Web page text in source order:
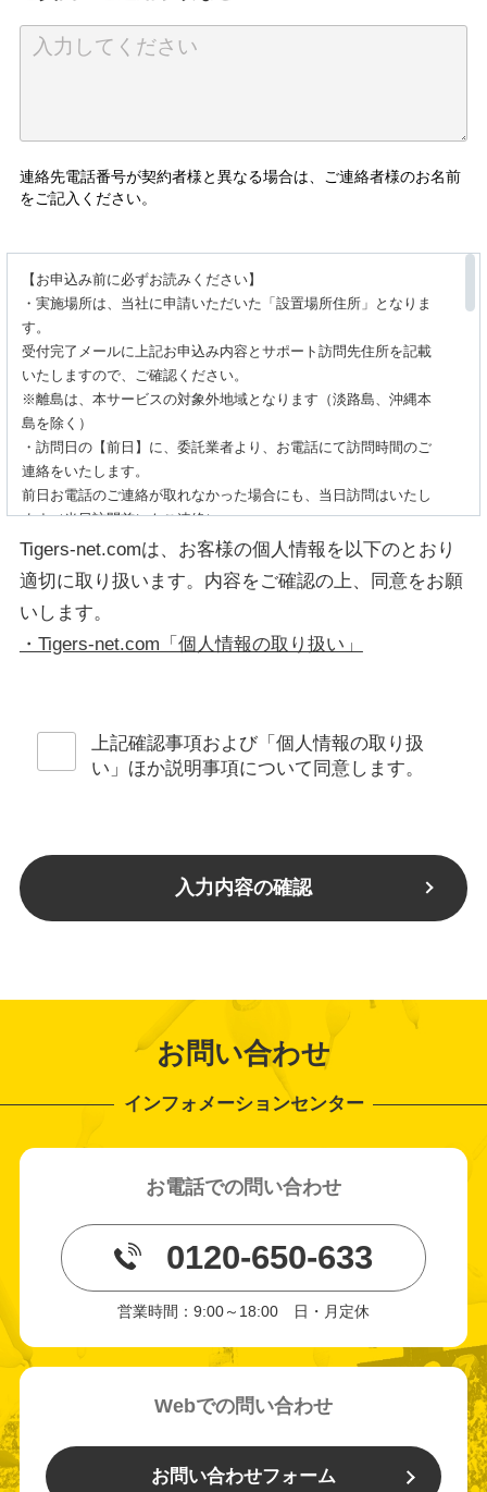
連絡先電話番号が契約者様と異なる場合は、ご連絡者様のお名前
をご記入ください。
【お申込み前に必ずお読みください】
・実施場所は、当社に申請いただいた「設置場所住所」となりま
す。
受付完了メールに上記お申込み内容とサポート訪問先住所を記載
いたしますので、ご確認ください。
※離島は、本サービスの対象外地域となります（淡路島、沖縄本
島を除く）
・訪問日の【前日】に、委託業者より、お電話にて訪問時間のご
連絡をいたします。
前日お電話のご連絡が取れなかった場合にも、当日訪問はいたし
ます（当日訪問前にもご連絡）。
訪問時不在の場合は、再度訪問いたしかねますのでご注意くださ
い。
・訪問日程のご変更のお申込みは、前日15時までにお申込みく
ださい。
・作業当日までに、「会員登録証」をご用意ください。また、万
・以下の場合は作業を行わず、終了させて頂く場合があります。
①違法行為となる作業を要求された場合。
②暴力団、風俗関係、公序良俗に反する方、組織のご依頼。
④自作、ショップオリジナルパソコンで修理が困難と判断した場
合。
⑤外国語OS、外国語での訪問サポート
・本サービスは、当社の委託先である「G・O・G株式会社」に
本サービスにより受けたお客様の逸失利益、機能停止期間(作業
完了までパソコンが利用できないことによる損害)、データ及び
プログラムの損失･破損、特別な事情から生じた損害、その他如
何なる損害について何らの責任を負いません。
交通障害、自然災害、法令又は公権力の発動により発生した損害
インターネット及び通信上のトラブルなどあらゆる要因によるご
依頼の未着、E-mailの送信不良、及びそれに伴う損害等について
■個人情報の取扱いについて
ご入力頂いた内容及び個人情報は、お問合せへの対応のみに利用
し、弊社にて適切に管理いたします。
お客様の個人情報をお客様の同意なしに第三者へ開示する事はあ
りません。
＊法令などにより開示を求められた場合を除きます。
項」をご確認ください。
Tigers-net.comは、お客様の個人情報を以下のとおり
適切に取り扱います。内容をご確認の上、同意をお願
いします。
・Tigers-net.com「個人情報の取り扱い」
上記確認事項および「個人情報の取り扱
い」ほか説明事項について同意します。
お問い合わせ
インフォメーションセンター
お電話での問い合わせ
0120-650-633
営業時間：9:00～18:00 日・月定休
Webでの問い合わせ
お問い合わせフォーム